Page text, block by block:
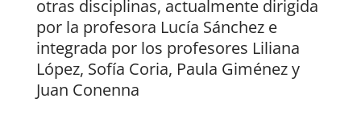
otras disciplinas, actualmente dirigida
por la profesora Lucía Sánchez e
integrada por los profesores Liliana
López, Sofía Coria, Paula Giménez y
Juan Conenna